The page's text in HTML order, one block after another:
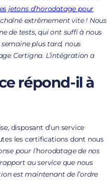
jetons d’horodatage pour
extrêmement vite ! Nous
de tests, qui ont suffi à nous
plus tard, nous
Certigna. L’intégration a
répond-il à
disposant d’un service
les certifications dont nous
pour l’horodatage de nos
au service que nous
est maintenant de l’ordre